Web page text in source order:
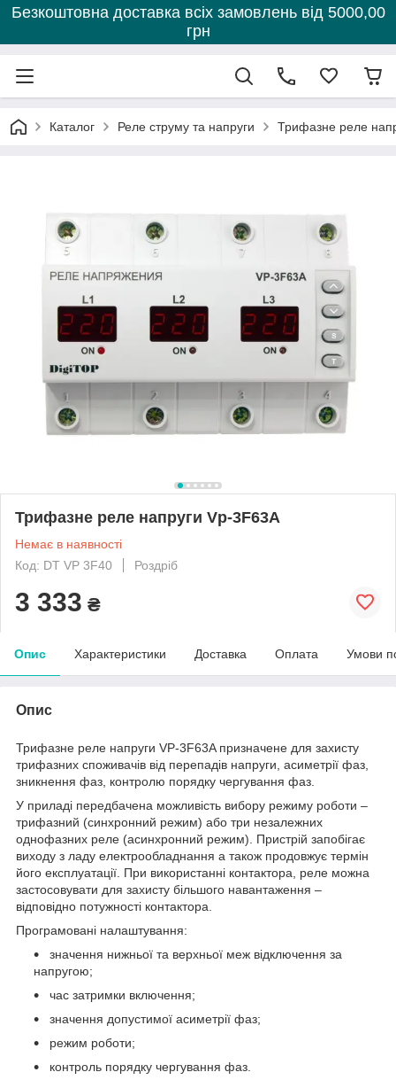
Безкоштовна доставка всіх замовлень від 5000,00
грн
Каталог Реле струму та напруги Трифазне реле
Трифазне реле напруги Vp-3F63A
Немає в наявності
Код: DT VP 3F40
Роздріб
3 333 ₴
Опис Характеристики Доставка Оплата Умови
Опис
Трифазне реле напруги VP-3F63A призначене для захисту
трифазних споживачів від перепадів напруги, асиметрії фаз,
зникнення фаз, контролю порядку чергування фаз.
У приладі передбачена можливість вибору режиму роботи –
трифазний (синхронний режим) або три незалежних
однофазних реле (асинхронний режим). Пристрій запобігає
виходу з ладу електрообладнання а також продовжує термін
його експлуатації. При використанні контактора, реле можна
застосовувати для захисту більшого навантаження –
відповідно потужності контактора.
Програмовані налаштування:
значення нижньої та верхньої меж відключення за
напругою;
час затримки включення;
значення допустимої асиметрії фаз;
режим роботи;
контроль порядку чергування фаз.